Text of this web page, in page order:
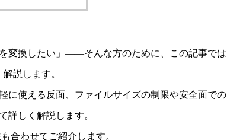
変換したい」——そんな方のために、この記事では
説します。
に使える反面、ファイルサイズの制限や安全面での
詳しく解説します。
合わせてご紹介します。